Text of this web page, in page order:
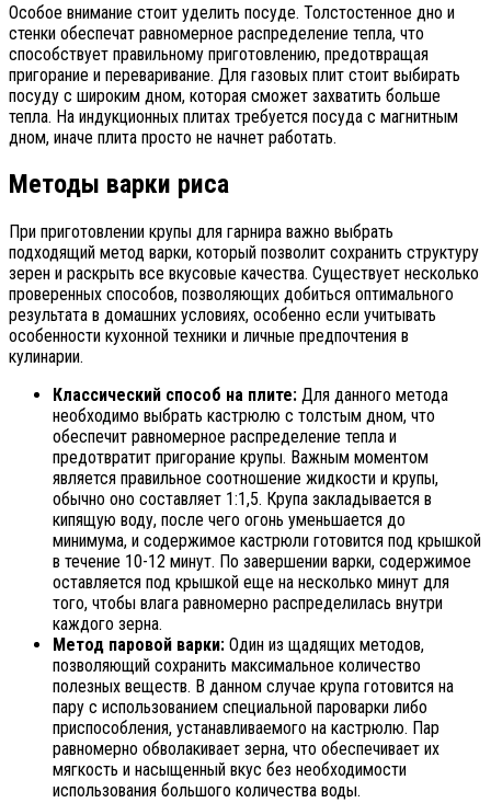
Особое внимание стоит уделить посуде. Толстостенное дно и
стенки обеспечат равномерное распределение тепла, что
способствует правильному приготовлению, предотвращая
пригорание и переваривание. Для газовых плит стоит выбирать
посуду с широким дном, которая сможет захватить больше
тепла. На индукционных плитах требуется посуда с магнитным
дном, иначе плита просто не начнет работать.
Методы варки риса
При приготовлении крупы для гарнира важно выбрать
подходящий метод варки, который позволит сохранить структуру
зерен и раскрыть все вкусовые качества. Существует несколько
проверенных способов, позволяющих добиться оптимального
результата в домашних условиях, особенно если учитывать
особенности кухонной техники и личные предпочтения в
кулинарии.
Классический способ на плите: Для данного метода
необходимо выбрать кастрюлю с толстым дном, что
обеспечит равномерное распределение тепла и
предотвратит пригорание крупы. Важным моментом
является правильное соотношение жидкости и крупы,
обычно оно составляет 1:1,5. Крупа закладывается в
кипящую воду, после чего огонь уменьшается до
минимума, и содержимое кастрюли готовится под крышкой
в течение 10-12 минут. По завершении варки, содержимое
оставляется под крышкой еще на несколько минут для
того, чтобы влага равномерно распределилась внутри
каждого зерна.
Метод паровой варки: Один из щадящих методов,
позволяющий сохранить максимальное количество
полезных веществ. В данном случае крупа готовится на
пару с использованием специальной пароварки либо
приспособления, устанавливаемого на кастрюлю. Пар
равномерно обволакивает зерна, что обеспечивает их
мягкость и насыщенный вкус без необходимости
использования большого количества воды.